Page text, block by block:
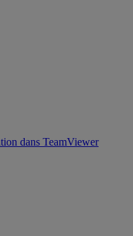
dans TeamViewer